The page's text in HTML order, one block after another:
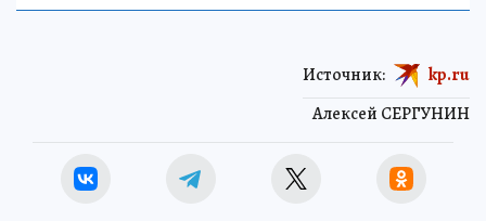
Алексей СЕРГУНИН
Источник: kp.ru